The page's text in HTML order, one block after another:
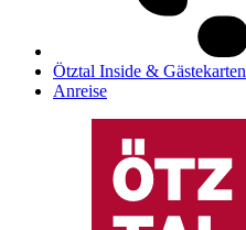
Ötztal Inside & Gästekarten
Anreise